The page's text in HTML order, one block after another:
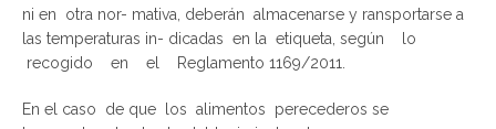
ni en otra nor- mativa, deberán almacenarse y ransportarse a
las temperaturas in- dicadas en la etiqueta, según lo
recogido en el Reglamento 1169/2011.
En el caso de que los alimentos perecederos se